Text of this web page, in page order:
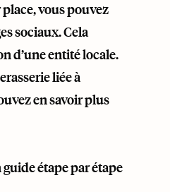
vous pouvez
sociaux. Cela
d’une entité locale.
liée à
en savoir plus
étape par étape